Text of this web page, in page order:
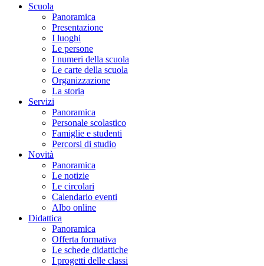
Scuola
Panoramica
Presentazione
I luoghi
Le persone
I numeri della scuola
Le carte della scuola
Organizzazione
La storia
Servizi
Panoramica
Personale scolastico
Famiglie e studenti
Percorsi di studio
Novità
Panoramica
Le notizie
Le circolari
Calendario eventi
Albo online
Didattica
Panoramica
Offerta formativa
Le schede didattiche
I progetti delle classi